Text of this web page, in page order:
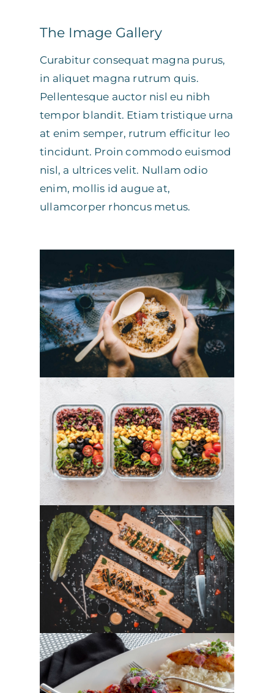
The Image Gallery
Curabitur consequat magna purus,
in aliquet magna rutrum quis.
Pellentesque auctor nisl eu nibh
tempor blandit. Etiam tristique urna
at enim semper, rutrum efficitur leo
tincidunt. Proin commodo euismod
nisl, a ultrices velit. Nullam odio
enim, mollis id augue at,
ullamcorper rhoncus metus.